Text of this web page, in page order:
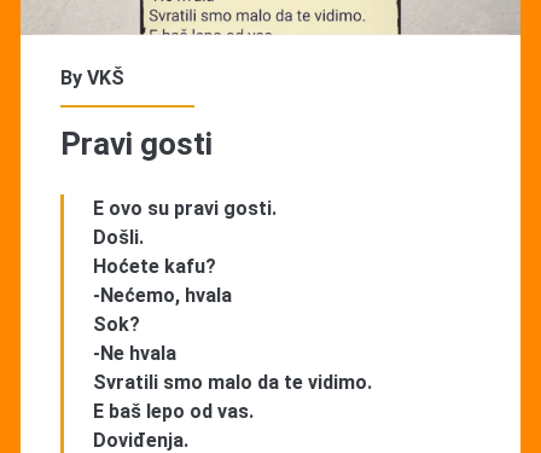
By VKŠ
Pravi gosti
E ovo su pravi gosti.
Došli.
Hoćete kafu?
-Nećemo, hvala
Sok?
-Ne hvala
Svratili smo malo da te vidimo.
E baš lepo od vas.
Doviđenja.